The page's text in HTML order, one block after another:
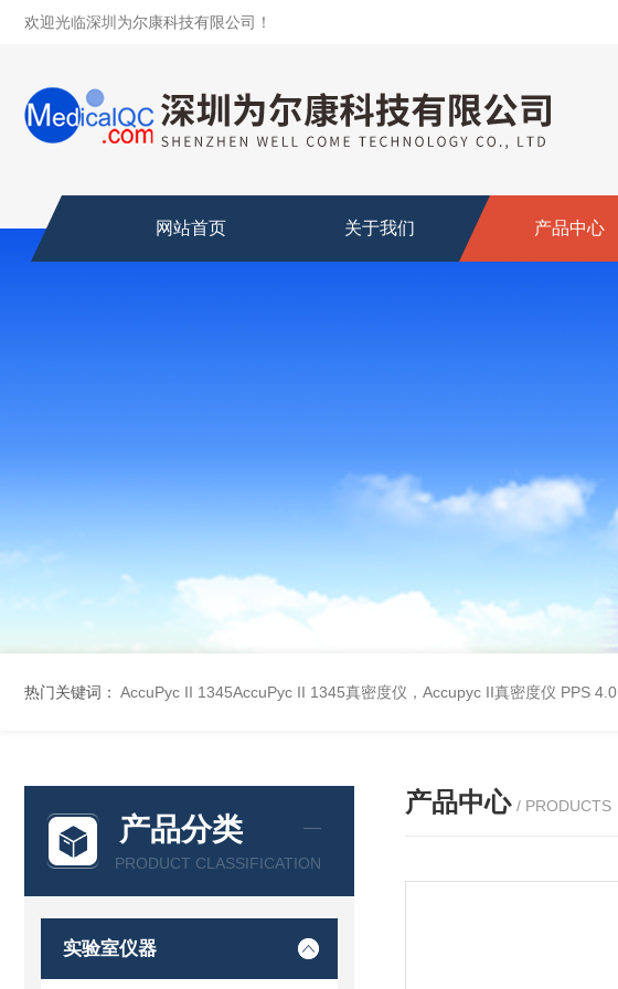
欢迎光临深圳为尔康科技有限公司！
网站首页 关于我们 产品中心
热门关键词： AccuPyc II 1345AccuPyc II 1345真密度仪，Accupyc II真密度仪 PPS
产品分类
PRODUCT CLASSIFICATION
实验室仪器
产品中心 / PRODUCTS